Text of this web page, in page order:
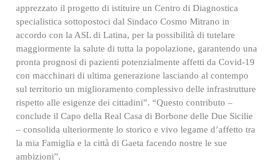
apprezzato il progetto di istituire un Centro di Diagnostica
specialistica sottopostoci dal Sindaco Cosmo Mitrano in
accordo con la ASL di Latina, per la possibilità di tutelare
maggiormente la salute di tutta la popolazione, garantendo una
pronta prognosi di pazienti potenzialmente affetti da Covid-19
con macchinari di ultima generazione lasciando al contempo
sul territorio un miglioramento complessivo delle infrastrutture
rispetto alle esigenze dei cittadini”. “Questo contributo –
conclude il Capo della Real Casa di Borbone delle Due Sicilie
– consolida ulteriormente lo storico e vivo legame d’affetto tra
la mia Famiglia e la città di Gaeta facendo nostre le sue
ambizioni”.